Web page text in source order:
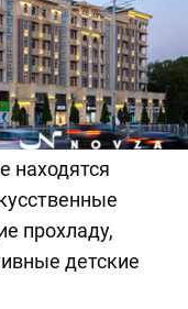
находятся
прохладу,
детские